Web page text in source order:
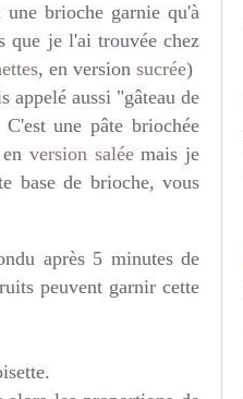
brioche garnie qu'à
que je l'ai trouvée chez
, en version sucrée)
appelé aussi "gâteau de
une pâte briochée
version saléemais je
base de brioche, vous
après 5 minutes de
peuvent garnir cette